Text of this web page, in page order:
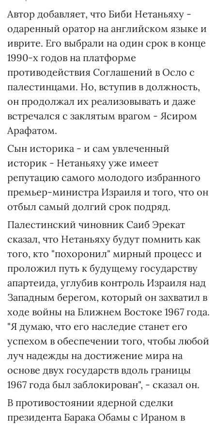
Автор добавляет, что Биби Нетаньяху -
одаренный оратор на английском языке и
иврите. Его выбрали на один срок в конце
1990-х годов на платформе
противодействия Соглашений в Осло с
палестинцами. Но, вступив в должность,
он продолжал их реализовывать и даже
встречался с заклятым врагом - Ясиром
Арафатом.
Сын историка - и сам увлеченный
историк - Нетаньяху уже имеет
репутацию самого молодого избранного
премьер-министра Израиля и того, что он
отбыл самый долгий срок подряд.
Палестинский чиновник Саиб Эрекат
сказал, что Нетаньяху будут помнить как
того, кто "похоронил" мирный процесс и
проложил путь к будущему государству
апартеида, углубив контроль Израиля над
Западным берегом, который он захватил в
ходе войны на Ближнем Востоке 1967 года.
"Я думаю, что его наследие станет его
успехом в обеспечении того, чтобы любой
луч надежды на достижение мира на
основе двух государств вдоль границы
1967 года был заблокирован", - сказал он.
В противостоянии ядерной сделки
президента Барака Обамы с Ираном в